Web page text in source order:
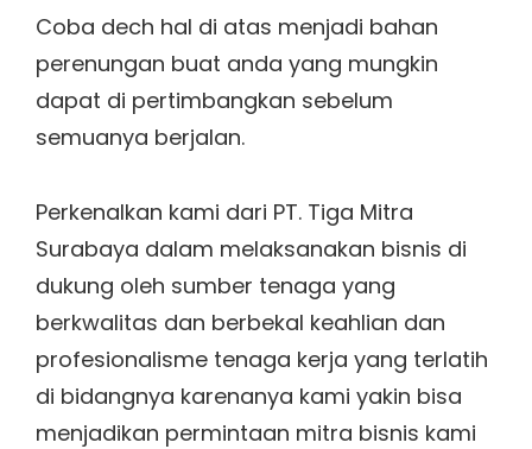
Coba dech hal di atas menjadi bahan
perenungan buat anda yang mungkin
dapat di pertimbangkan sebelum
semuanya berjalan.
Perkenalkan kami dari PT. Tiga Mitra
Surabaya dalam melaksanakan bisnis di
dukung oleh sumber tenaga yang
berkwalitas dan berbekal keahlian dan
profesionalisme tenaga kerja yang terlatih
di bidangnya karenanya kami yakin bisa
menjadikan permintaan mitra bisnis kami